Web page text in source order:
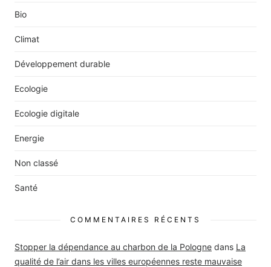
Bio
Climat
Développement durable
Ecologie
Ecologie digitale
Energie
Non classé
Santé
COMMENTAIRES RÉCENTS
Stopper la dépendance au charbon de la Pologne dans La
qualité de l’air dans les villes européennes reste mauvaise